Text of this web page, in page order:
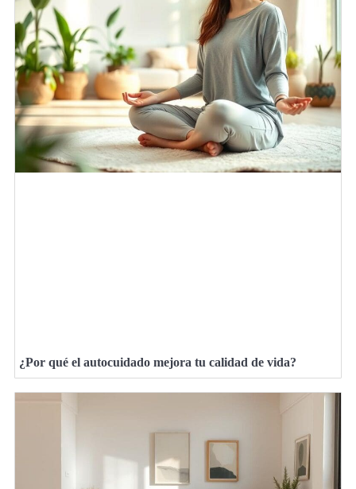
¿Por qué el autocuidado mejora tu calidad de vida?